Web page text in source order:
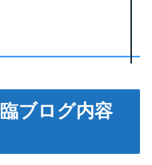
ブログ内容